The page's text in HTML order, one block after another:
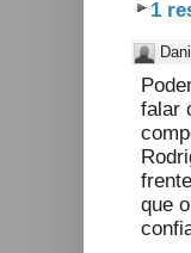
1
falar
que